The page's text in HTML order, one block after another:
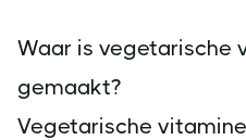
Waar is vegetarische
gemaakt?
Vegetarische